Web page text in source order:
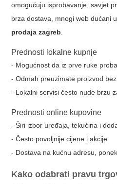
omogućuju isprobavanje, savjet
brza dostava, mnogi web dućani
prodaja zagreb
Prednosti lokalne kupnje
- Mogućnost da iz prve ruke
- Odmah preuzimate proizvod
- Lokalni servisi često nude brzu
Prednosti online kupovine
- Širi izbor uređaja, tekućina i
- Često povoljnije cijene i akcije
- Dostava na kućnu adresu,
Kako odabrati pravu